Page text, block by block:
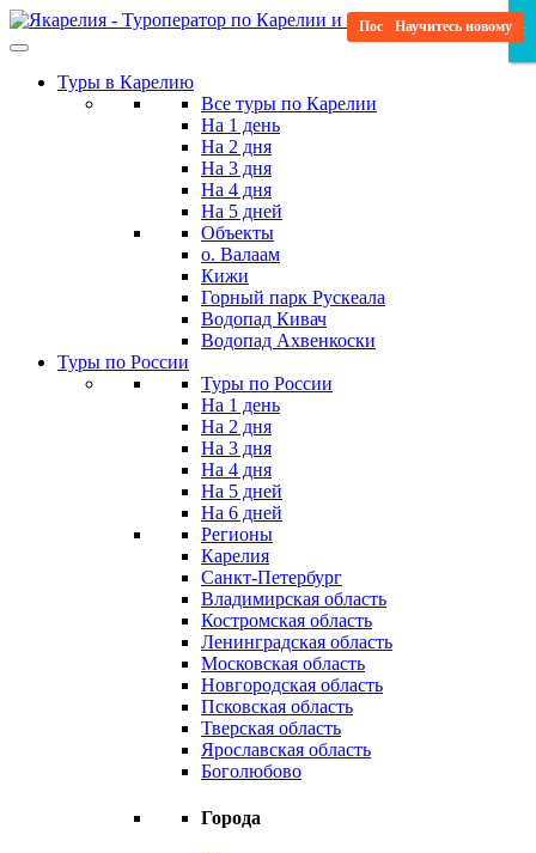
Skip
to
contentТуры в Карелию
Все туры по Карелии
На 1 день
На 2 дня
На 3 дня
На 4 дня
На 5 дней
Объекты
о. Валаам
Кижи
Горный парк Рускеала
Водопад Кивач
Водопад Ахвенкоски
Туры по России
Туры по России
На 1 день
На 2 дня
На 3 дня
На 4 дня
На 5 дней
На 6 дней
Регионы
Карелия
Санкт-Петербург
Владимирская область
Костромская область
Ленинградская область
Московская область
Новгородская область
Псковская область
Тверская область
Ярославская область
Боголюбово
Города
Научитесь новому
Бюджетные
Посещение святых мест
Гастро-тур
Релаксационный
Релаксационный
Для детей
Научитесь новому ×××